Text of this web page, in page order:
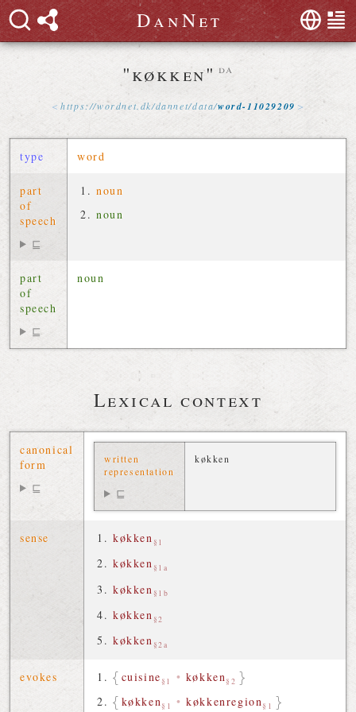
DanNet
"køkken" da
https://wordnet dk/dannet/data/word-11029209
type word
part
of
speech
⊑
noun
noun
part
of
speech
⊑
noun
Lexical context
canonical
form
⊑
written
representation
⊑
køkken
sense køkken§1
køkken§1a
køkken §1b
køkken§2
køkken§2a
evokes cuisine§1 • køkken§2
køkken§1 •køkkenregion§1